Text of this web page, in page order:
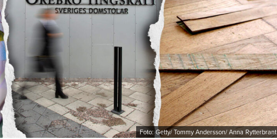
Foto: Getty/ Tommy Andersson/ Anna Rytterbrant